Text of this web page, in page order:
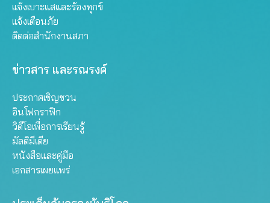
แจ้งเบาะแสและร้องทุกข์
แจ้งเตือนภัย
ติดต่อสำนักงานสภา
ข่าวสาร และรณรงค์
ประกาศเชิญชวน
อินโฟกราฟิก
วิดีโอเพื่อการเรียนรู้
มัลติมีเดีย
หนังสือและคู่มือ
เอกสารเผยแพร่